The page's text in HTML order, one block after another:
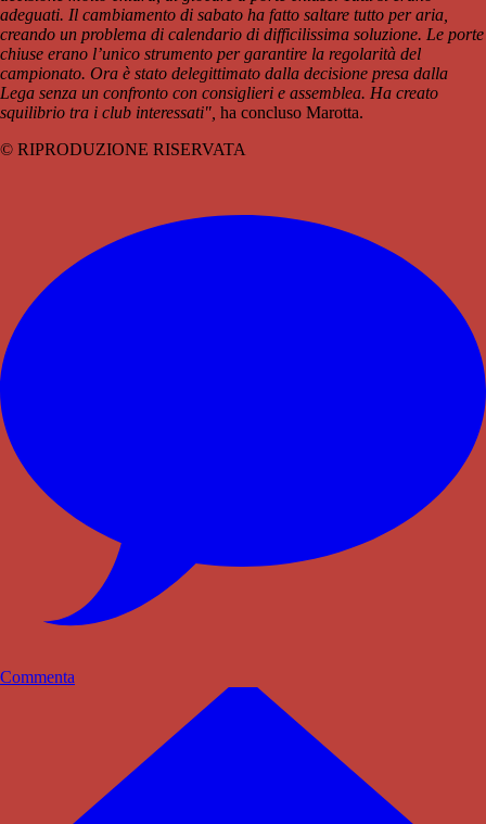
adeguati. Il cambiamento di sabato ha fatto saltare tutto per aria,
creando un problema di calendario di difficilissima soluzione. Le porte
chiuse erano l’unico strumento per garantire la regolarità del
campionato. Ora è stato delegittimato dalla decisione presa dalla
Lega senza un confronto con consiglieri e assemblea. Ha creato
squilibrio tra i club interessati", ha concluso Marotta.
© RIPRODUZIONE RISERVATA
Commenta